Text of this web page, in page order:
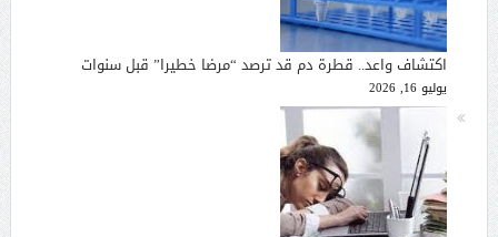
اكتشاف واعد.. قطرة دم قد ترصد “مرضا خطيرا” قبل سنوات
يوليو 16, 2026